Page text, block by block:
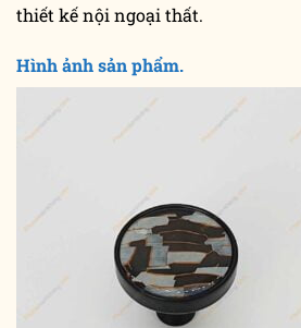
thiết kế nội ngoại thất.
Hình ảnh sản phẩm.